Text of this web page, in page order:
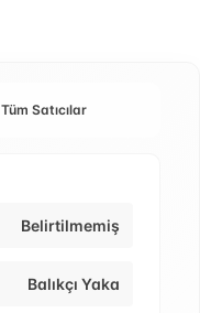
Tüm Satıcılar
Belirtilmemiş
Balıkçı Yaka